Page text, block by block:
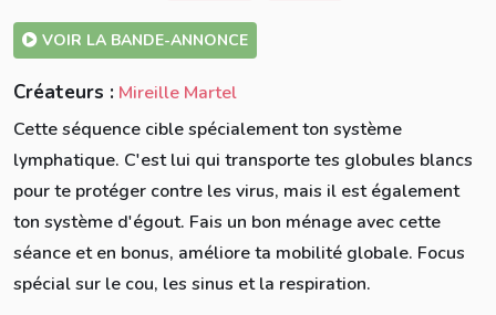
VOIR LA BANDE-ANNONCE
Créateurs : Mireille Martel
Cette séquence cible spécialement ton système
lymphatique. C'est lui qui transporte tes globules blancs
pour te protéger contre les virus, mais il est également
ton système d'égout. Fais un bon ménage avec cette
séance et en bonus, améliore ta mobilité globale. Focus
spécial sur le cou, les sinus et la respiration.